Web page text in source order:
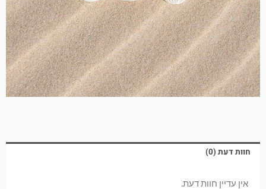
חוות דעת (0)
אין עדיין חוות דעת.